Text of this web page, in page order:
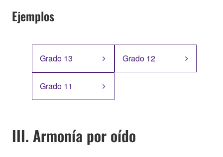
Ejemplos
Grado 13 Grado 12
Grado 11
III. Armonía por oído